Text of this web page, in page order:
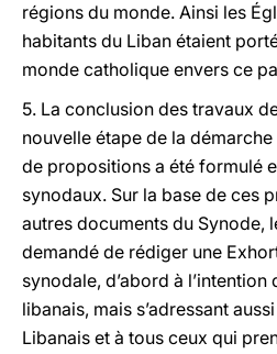
régions du monde. Ainsi les
habitants du Liban étaient
monde catholique envers ce
5. La conclusion des travaux
nouvelle étape de la
de propositions a été formulé
synodaux. Sur la base de ces
autres documents du Synode,
demandé de rédiger une
synodale, d’abord à
libanais, mais s’adressant
Libanais et à tous ceux qui